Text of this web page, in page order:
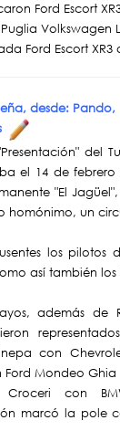
Ford Escort
Volkswagen
Ford Escort XR3
desde: Pando,
del
el 14 de febrero
"El
homónimo, un
los pilotos
así también los
además de
con
Ford Mondeo Ghia
Croceri con
marcó la pole